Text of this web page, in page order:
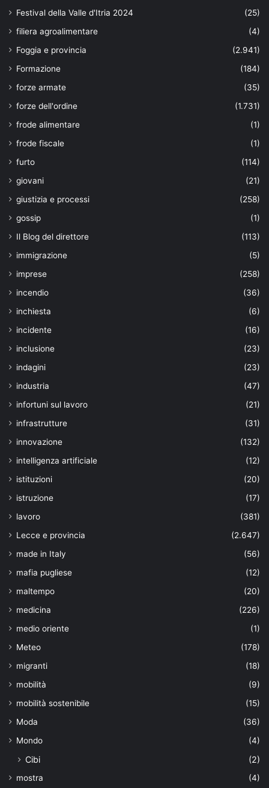
Festival della Valle d'Itria 2024
(25)
filiera agroalimentare
(4)
Foggia e provincia
(2.941)
Formazione
(184)
forze armate
(35)
forze dell'ordine
(1.731)
frode alimentare
(1)
frode fiscale
(1)
furto
(114)
giovani
(21)
giustizia e processi
(258)
gossip
(1)
Il Blog del direttore
(113)
immigrazione
(5)
imprese
(258)
incendio
(36)
inchiesta
(6)
incidente
(16)
inclusione
(23)
indagini
(23)
industria
(47)
infortuni sul lavoro
(21)
infrastrutture
(31)
innovazione
(132)
intelligenza artificiale
(12)
istituzioni
(20)
istruzione
(17)
lavoro
(381)
Lecce e provincia
(2.647)
made in Italy
(56)
mafia pugliese
(12)
maltempo
(20)
medicina
(226)
medio oriente
(1)
Meteo
(178)
migranti
(18)
mobilità
(9)
mobilità sostenibile
(15)
Moda
(36)
Mondo
(4)
Cibi (2)
mostra
(4)